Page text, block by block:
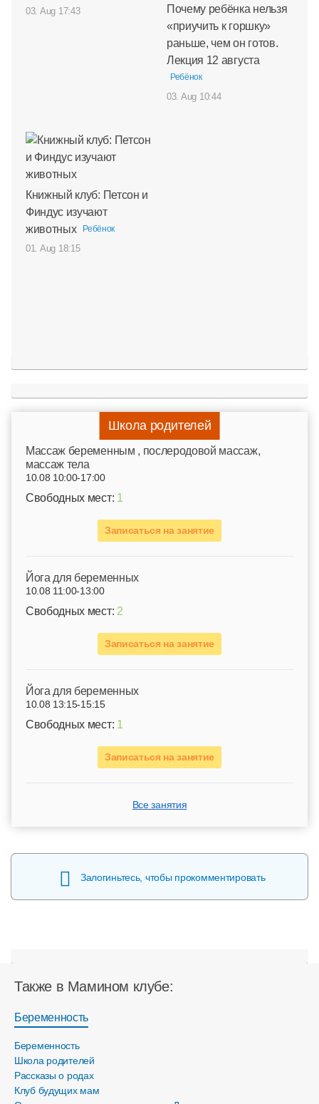
03. Aug 17:43
Почему ребёнка нельзя
«приучить к горшку»
раньше, чем он готов.
Лекция 12 августа
Ребёнок
03. Aug 10:44
Книжный клуб: Петсон и
Финдус изучают
животных
Ребёнок
01. Aug 18:15
Школа родителей
Mассаж беременным , послеродовой массаж,
массаж тела
10.08 10:00-17:00
Свободных мест: 1
Записаться на занятие
Йога для беременных
10.08 11:00-13:00
Свободных мест: 2
Записаться на занятие
Йога для беременных
10.08 13:15-15:15
Свободных мест: 1
Записаться на занятие
Все занятия
Залогиньтесь, чтобы прокомментировать
Также в Мамином клубе:
Беременность
Беременность
Школа родителей
Рассказы о родах
Клуб будущих мам